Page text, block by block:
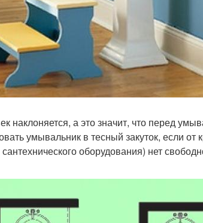
наклоняется, а это значит, что перед
умывальник в тесный закуток, если
оборудования) нет